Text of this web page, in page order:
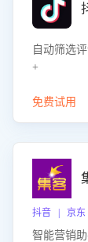
自动筛选
+
免费试用
抖音 | 京
智能营销